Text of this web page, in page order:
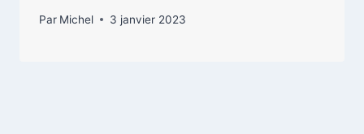
Par Michel 3 janvier 2023